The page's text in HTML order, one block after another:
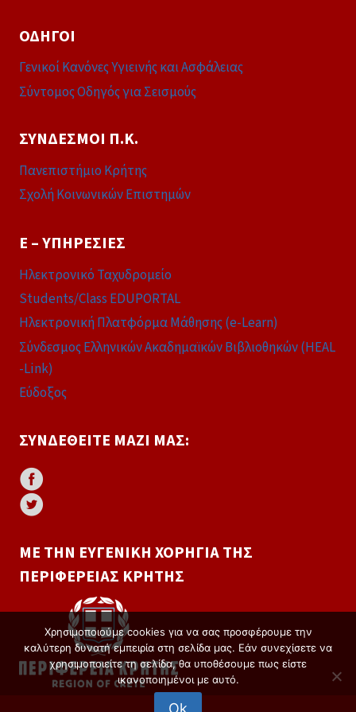
ΟΔΗΓΟΊ
Γενικοί Κανόνες Υγιεινής και Ασφάλειας
Σύντομος Οδηγός για Σεισμούς
ΣΎΝΔΕΣΜΟΙ Π.Κ.
Πανεπιστήμιο Κρήτης
Σχολή Κοινωνικών Επιστημών
E – ΥΠΗΡΕΣΊΕΣ
Ηλεκτρονικό Ταχυδρομείο
Students/Class EDUPORTAL
Ηλεκτρονική Πλατφόρμα Μάθησης (e-Learn)
Σύνδεσμος Ελληνικών Ακαδημαϊκών Βιβλιοθηκών (HEAL
-Link)
Εύδοξος
ΣΥΝΔΕΘΕΊΤΕ ΜΑΖΊ ΜΑΣ:
ΜΕ ΤΗΝ ΕΥΓΕΝΙΚΉ ΧΟΡΗΓΊΑ ΤΗΣ
ΠΕΡΙΦΈΡΕΙΑΣ ΚΡΉΤΗΣ
Χρησιμοποιούμε cookies για να σας προσφέρουμε την
καλύτερη δυνατή εμπειρία στη σελίδα μας. Εάν συνεχίσετε να
χρησιμοποιείτε τη σελίδα, θα υποθέσουμε πως είστε
ικανοποιημένοι με αυτό.
Ok